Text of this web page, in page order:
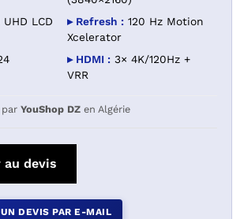
LCD ▸ Refresh : 120 Hz Motion
Xcelerator
▸ HDMI : 3× 4K/120Hz +
VRR
YouShop DZ en Algérie
devis
DEVIS PAR E-MAIL